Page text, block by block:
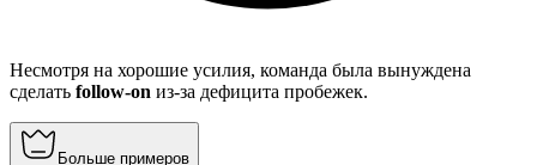
Несмотря на хорошие усилия, команда была вынуждена
сделать follow-on из-за дефицита пробежек.
Больше примеров